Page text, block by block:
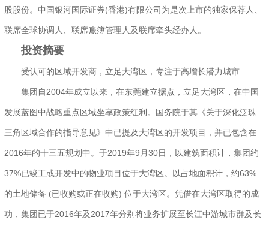
股股份。中国银河国际证券(香港)有限公司为是次上市的独家保荐人、
联席全球协调人、联席账簿管理人及联席牵头经办人。
投资摘要
受认可的区域开发商，立足大湾区，专注于高增长潜力城市
集团自2004年成立以来，在东莞建立据点，立足大湾区，在中国
发展蓝图中战略重点区域坐享政策红利。国务院于其《关于深化泛珠
三角区域合作的指导意见》中已提及大湾区的开发项目，并已包含在
2016年的十三五规划中。于2019年9月30日，以建筑面积计，集团约
37%已竣工或开发中的物业项目位于大湾区。以占地面积计，约63%
的土地储备 (已收购或正在收购) 位于大湾区。凭借在大湾区取得的成
功，集团已于2016年及2017年分别将业务扩展至长江中游城市群及长